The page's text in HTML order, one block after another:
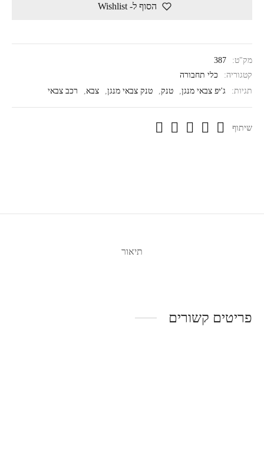
הסוף ל- Wishlist
מק"ט:
387
קטגוריה:
כלי תחבורה
תגיות:
ג'יפ צבאי מנגן טנק טנק צבאי מנגן צבא רכב צבאי
שיתוף
תיאור
פריטים קשורים